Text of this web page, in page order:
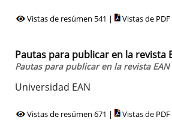
Vistas de resúmen 541 | Vistas de
Pautas para publicar en la revista
Pautas para publicar en la revista EAN
Universidad EAN
Vistas de resúmen 671 | Vistas de